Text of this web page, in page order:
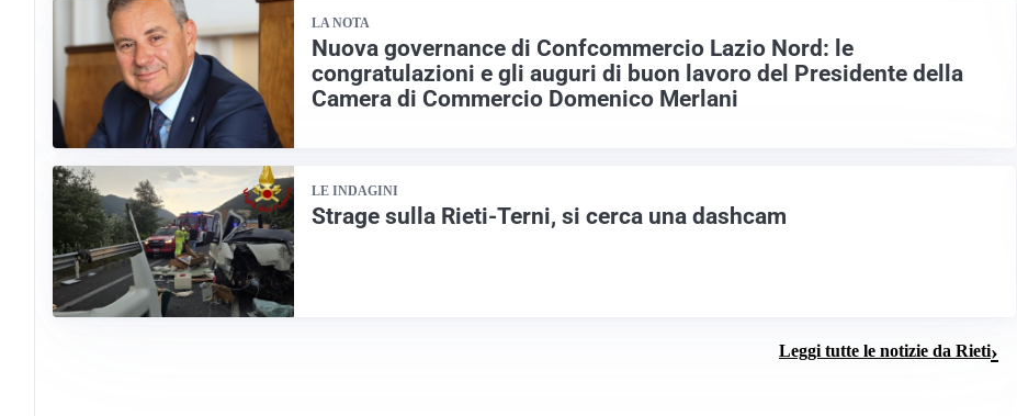
LA NOTA
Nuova governance di Confcommercio Lazio Nord: le
congratulazioni e gli auguri di buon lavoro del Presidente della
Camera di Commercio Domenico Merlani
LE INDAGINI
Strage sulla Rieti-Terni, si cerca una dashcam
Leggi tutte le notizie da Rieti